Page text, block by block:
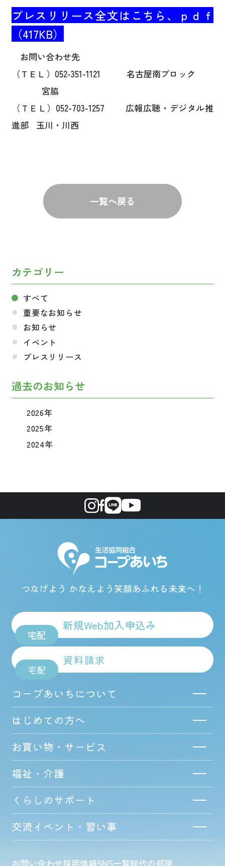
カテゴリー
すべて
重要なお知らせ
お知らせ
イベント
プレスリリース
過去のお知らせ
2026年
2025年
2024年
プレスリリース全文はこちら、ｐｄｆ
（417KB）
お問い合わせ先
（ＴＥＬ）052-351-1121 名古屋南ブロック
宮脇
（ＴＥＬ）052-703-1257 広報広聴・デジタル推
進部 玉川・川西
一覧へ戻る
つなげよう かなえよう笑顔あふれる未来へ！
宅配
新規Web加入申込み
宅配
資料請求
コープあいちについて
はじめての方へ
お買い物・サービス
福祉・介護
くらしのサポート
交流イベント・習い事
お問い合わせ採用情報SNS一覧総代の部屋